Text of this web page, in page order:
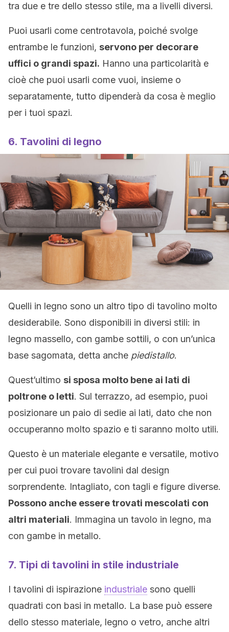
tra due e tre dello stesso stile, ma a livelli diversi.
Puoi usarli come centrotavola, poiché svolge
entrambe le funzioni, servono per decorare
uffici o grandi spazi. Hanno una particolarità e
cioè che puoi usarli come vuoi, insieme o
separatamente, tutto dipenderà da cosa è meglio
per i tuoi spazi.
6. Tavolini di legno
Quelli in legno sono un altro tipo di tavolino molto
desiderabile. Sono disponibili in diversi stili: in
legno massello, con gambe sottili, o con un’unica
base sagomata, detta anche piedistallo.
Quest’ultimo si sposa molto bene ai lati di
poltrone o letti. Sul terrazzo, ad esempio, puoi
posizionare un paio di sedie ai lati, dato che non
occuperanno molto spazio e ti saranno molto utili.
Questo è un materiale elegante e versatile, motivo
per cui puoi trovare tavolini dal design
sorprendente. Intagliato, con tagli e figure diverse.
Possono anche essere trovati mescolati con
altri materiali. Immagina un tavolo in legno, ma
con gambe in metallo.
7. Tipi di tavolini in stile industriale
I tavolini di ispirazione industriale sono quelli
quadrati con basi in metallo. La base può essere
dello stesso materiale, legno o vetro, anche altri